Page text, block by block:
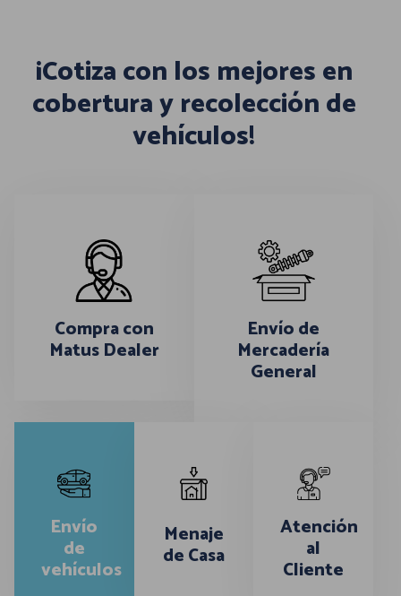
¡Cotiza con los mejores en
cobertura y recolección de
vehículos!
Compra con
Matus Dealer
Envío de
Mercadería
General
Envío
de
vehículos
Menaje
de Casa
Atención
al
Cliente